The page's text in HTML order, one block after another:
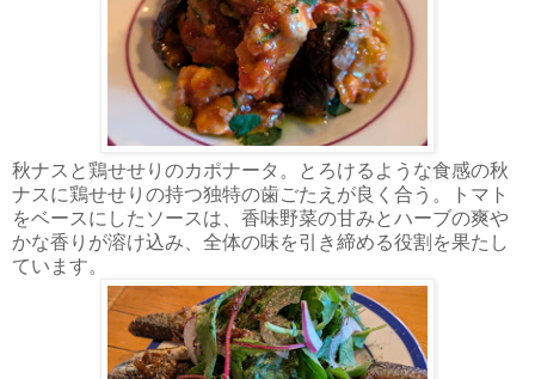
秋ナスと鶏せせりのカポナータ。とろけるような食感の秋
ナスに鶏せせりの持つ独特の歯ごたえが良く合う。トマト
をベースにしたソースは、香味野菜の甘みとハーブの爽や
かな香りが溶け込み、全体の味を引き締める役割を果たし
ています。